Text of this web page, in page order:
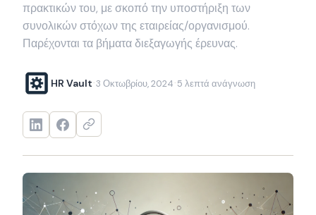
πρακτικών του, με σκοπό την υποστήριξη των
συνολικών στόχων της εταιρείας/οργανισμού.
Παρέχονται τα βήματα διεξαγωγής έρευνας.
HR Vault ·3 Οκτωβρίου, 2024 ·5 λεπτά ανάγνωση